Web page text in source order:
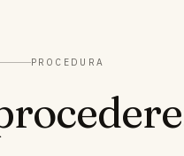
PROCEDURA